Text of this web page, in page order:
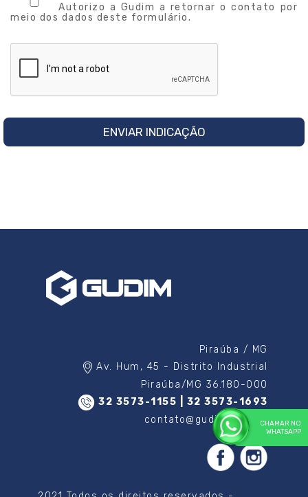
Autorizo a Gudim a retornar o contato por
meio dos dados deste formulário.
Piraúba / MG
Av. Hum, 45 - Distrito Industrial
Piraúba/MG 36.180-000
32 3573-1155 | 32 3573-1693
contato@gudim.com.brCHAMAR NO
WHATSAPP